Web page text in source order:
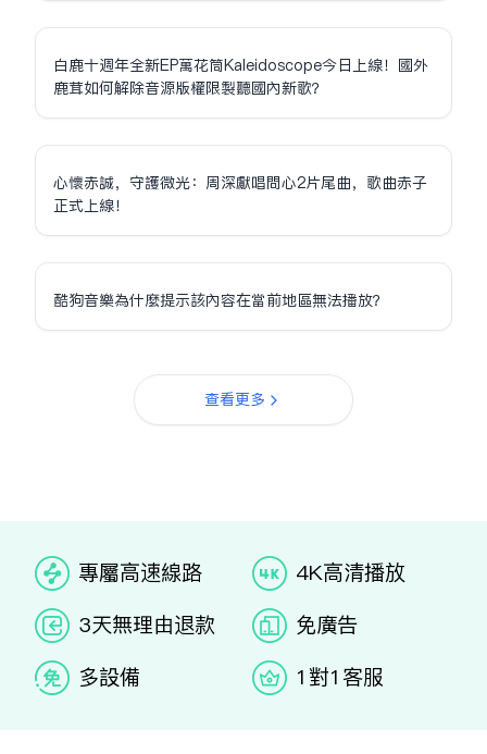
白鹿十週年全新EP萬花筒Kaleidoscope今日上線！國外
鹿茸如何解除音源版權限制聽國內新歌？
心懷赤誠，守護微光：周深獻唱問心2片尾曲，歌曲赤子
正式上線！
酷狗音樂為什麼提示該內容在當前地區無法播放？
查看更多
专属高速线路
4K高清播放
3天无理由退款
免广告
多设备
1对1客服